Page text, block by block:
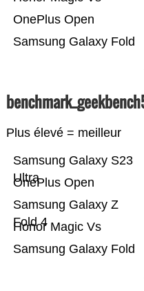
Samsung Galaxy Fold
OnePlus Open
Plus élevé = meilleur
Samsung Galaxy Fold
Honor Magic Vs
Samsung Galaxy Z
Fold 4
OnePlus Open
Samsung Galaxy S23
Ultra